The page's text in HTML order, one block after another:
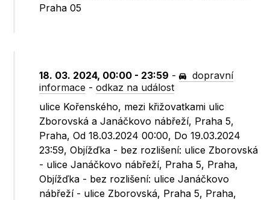
Praha 05
18. 03. 2024, 00:00 - 23:59 -
dopravní
informace -odkaz na událost
ulice Kořenského, mezi křižovatkami ulic
Zborovská a Janáčkovo nábřeží, Praha 5,
Praha, Od 18.03.2024 00:00, Do 19.03.2024
23:59, Objížďka - bez rozlišení: ulice Zborovská
- ulice Janáčkovo nábřeží, Praha 5, Praha,
Objížďka - bez rozlišení: ulice Janáčkovo
nábřeží - ulice Zborovská, Praha 5, Praha,